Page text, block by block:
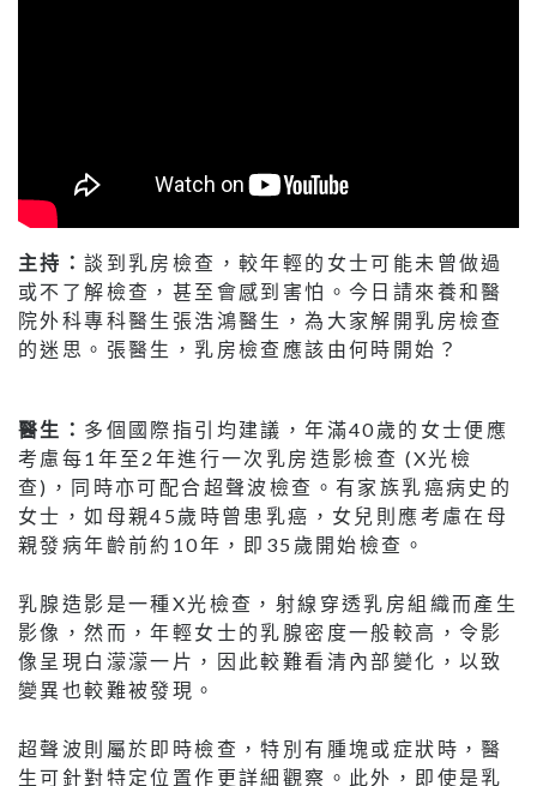
主持：談到乳房檢查，較年輕的女士可能未曾做過
或不了解檢查，甚至會感到害怕。今日請來養和醫
院外科專科醫生張浩鴻醫生，為大家解開乳房檢查
的迷思。張醫生，乳房檢查應該由何時開始？
醫生： 多個國際指引均建議，年滿40歲的女士便應
考慮每1年至2年進行一次乳房造影檢查 (X光檢
查)，同時亦可配合超聲波檢查。有家族乳癌病史的
女士，如母親45歲時曾患乳癌，女兒則應考慮在母
親發病年齡前約10年，即35歲開始檢查。
乳腺造影是一種X光檢查，射線穿透乳房組織而產生
影像，然而，年輕女士的乳腺密度一般較高，令影
像呈現白濛濛一片，因此較難看清內部變化，以致
變異也較難被發現。
超聲波則屬於即時檢查，特別有腫塊或症狀時，醫
生可針對特定位置作更詳細觀察。此外，即使是乳